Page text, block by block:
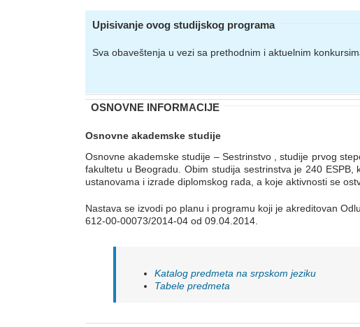
Upisivanje ovog studijskog programa
Sva obaveštenja u vezi sa prethodnim i aktuelnim
OSNOVNE INFORMACIJE
Osnovne akademske studije
Osnovne akademske studije – Sestrinstvo , studije prvog
fakultetu u Beogradu. Obim studija sestrinstva je 240
ustanovama i izrade diplomskog rada, a koje aktivnosti se
Nastava se izvodi po planu i programu koji je akreditovan
612-00-00073/2014-04 od 09.04.2014.
Katalog predmeta na srpskom jeziku
Tabele predmeta